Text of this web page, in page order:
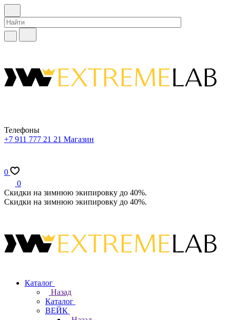
Телефоны
+7 911 777 21 21 Магазин
0
0
Скидки на зимнюю экипировку до 40%.
Скидки на зимнюю экипировку до 40%.
Каталог
Назад
Каталог
ВЕЙК